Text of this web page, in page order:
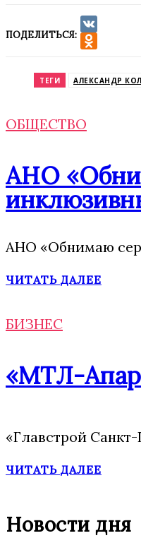
ПОДЕЛИТЬСЯ:
VK
ТЕГИ АЛЕКСАНДР
ОБЩЕСТВО
АНО
АНО «Обнимаю
ЧИТАТЬ ДАЛЕЕ
БИЗНЕС
«МТЛ-
«Главстрой
ЧИТАТЬ ДАЛЕЕ
Новости дня